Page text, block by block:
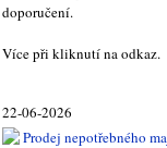
doporučení.
Více při kliknutí na odkaz.
22-06-2026